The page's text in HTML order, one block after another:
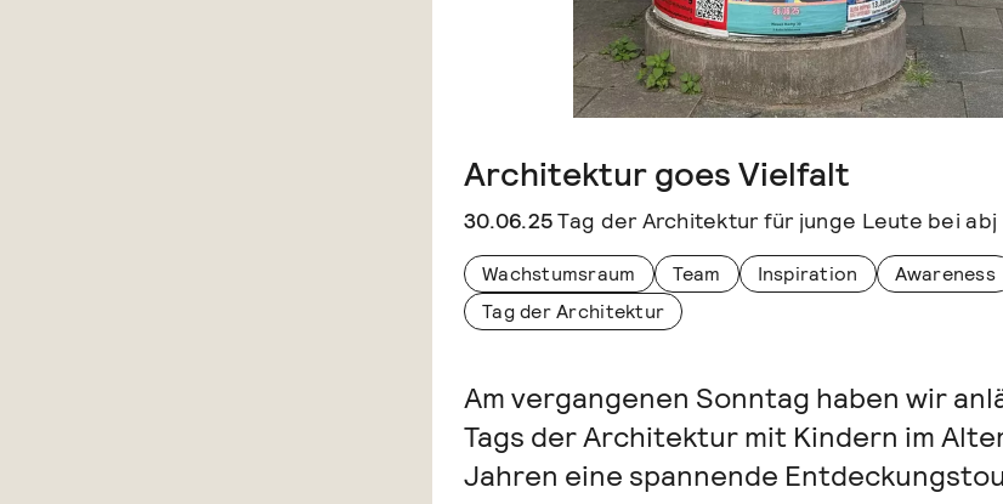
Architektur goes Vielfalt
30.06.25Tag der Architektur für junge Leute bei abj
Wachstumsraum Team Inspiration
Awareness
Tag der Architektur
Am vergangenen Sonntag haben wir
Tags der Architektur mit Kindern im
Jahren eine spannende